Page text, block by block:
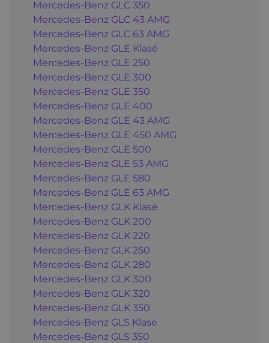
Mercedes-Benz GLC 350
Mercedes-Benz GLC 43 AMG
Mercedes-Benz GLC 63 AMG
Mercedes-Benz GLE Klasė
Mercedes-Benz GLE 250
Mercedes-Benz GLE 300
Mercedes-Benz GLE 350
Mercedes-Benz GLE 400
Mercedes-Benz GLE 43 AMG
Mercedes-Benz GLE 450 AMG
Mercedes-Benz GLE 500
Mercedes-Benz GLE 53 AMG
Mercedes-Benz GLE 580
Mercedes-Benz GLE 63 AMG
Mercedes-Benz GLK Klasė
Mercedes-Benz GLK 200
Mercedes-Benz GLK 220
Mercedes-Benz GLK 250
Mercedes-Benz GLK 280
Mercedes-Benz GLK 300
Mercedes-Benz GLK 320
Mercedes-Benz GLK 350
Mercedes-Benz GLS Klasė
Mercedes-Benz GLS 350